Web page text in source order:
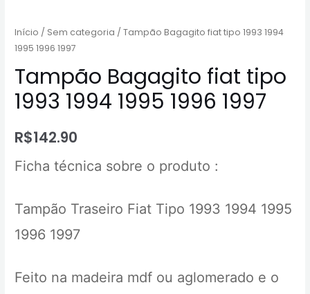
Início / Sem categoria / Tampão Bagagito fiat tipo 1993 1994
1995 1996 1997
Tampão Bagagito fiat tipo
1993 1994 1995 1996 1997
R$142.90
Ficha técnica sobre o produto :
Tampão Traseiro Fiat Tipo 1993 1994 1995
1996 1997
Feito na madeira mdf ou aglomerado e o